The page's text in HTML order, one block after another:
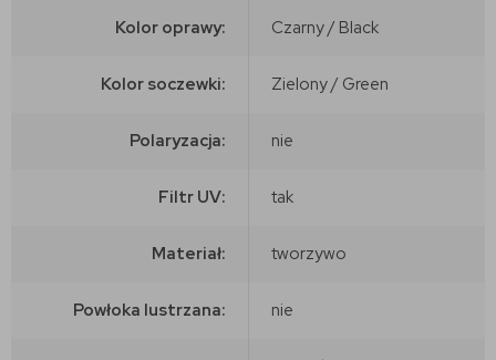
Kolor oprawy:
Czarny / Black
Kolor soczewki: Zielony / Green
Polaryzacja: nie
Filtr UV: tak
Materiał: tworzywo
Powłoka lustrzana: nie